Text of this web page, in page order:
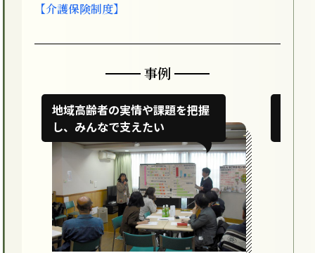
【介護保険制度】
事例
地域高齢者の実情や課題を把握
し、みんなで支えたい